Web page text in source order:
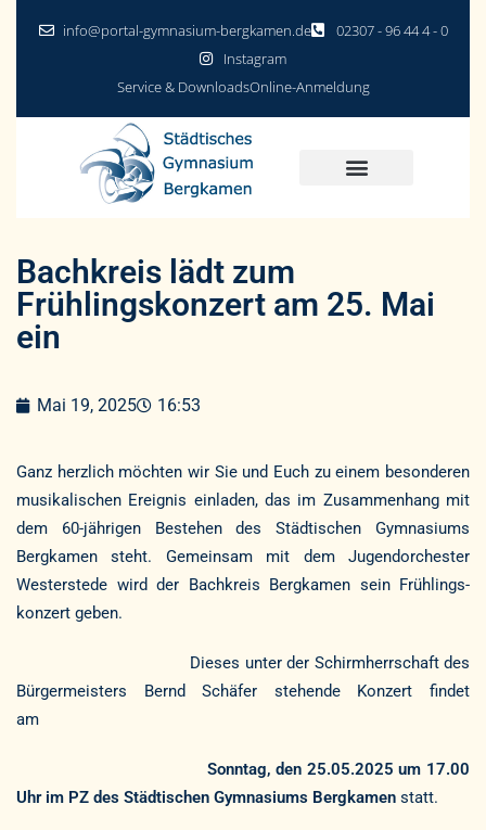
info@portal-gymnasium-bergkamen.de
02307 - 96 44 4 - 0
Instagram
Service & DownloadsOnline-Anmeldung
Bachkreis lädt zum
Frühlingskonzert am 25. Mai
ein
Mai 19, 2025 16:53
Ganz herzlich möchten wir Sie und Euch zu einem besonderen
musikalischen Ereignis einladen, das im Zusammenhang mit
dem 60-jährigen Bestehen des Städtischen Gymnasiums
Bergkamen steht. Gemeinsam mit dem Jugendorchester
Westerstede wird der Bachkreis Bergkamen sein Frühlings-
konzert geben.
Dieses unter der Schirmherrschaft des
Bürgermeisters Bernd Schäfer stehende Konzert findet
am
Sonntag, den 25.05.2025 um 17.00
Uhr im PZ des Städtischen Gymnasiums Bergkamen statt.